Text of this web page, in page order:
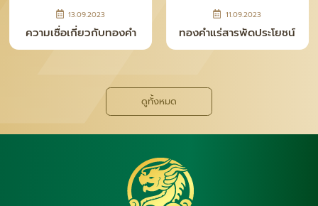
28.04.2026
ความจริงหลังเคาน์เตอร์ ที่
คนซื้อทอง–เงินควรรู้
12.11.2025
ทำไม “เงินแท่ง SNP” ถึง
กลายเป็นเทรนด์ใหม่ของยุค
ดูทั้งหมด